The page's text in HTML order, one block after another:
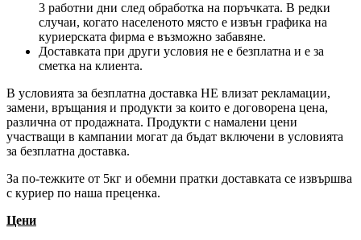
3 работни дни след обработка на поръчката. В редки
случаи, когато населеното място е извън графика на
куриерската фирма е възможно забавяне.
Доставката при други условия не е безплатна и е за
сметка на клиента.
В условията за безплатна доставка НЕ влизат рекламации,
замени, връщания и продукти за които е договорена цена,
различна от продажната. Продукти с намалени цени
участващи в кампании могат да бъдат включени в условията
за безплатна доставка.
За по-тежките от 5кг и обемни пратки доставката се извършва
с куриер по наша преценка.
Цени